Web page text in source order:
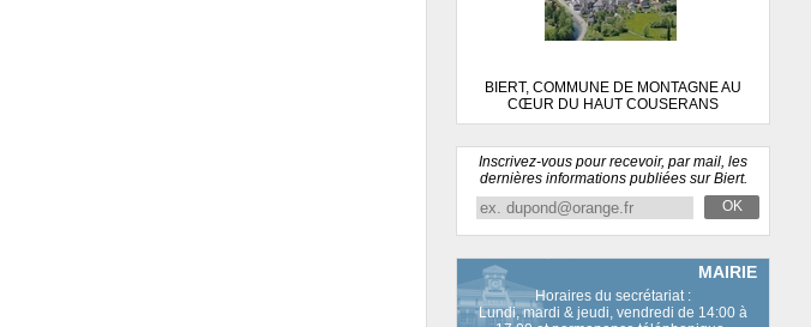
BIERT, COMMUNE DE MONTAGNE AU
CŒUR DU HAUT COUSERANS
Inscrivez-vous pour recevoir, par mail, les
dernières informations publiées sur Biert.
OK
MAIRIE
Horaires du secrétariat :
Lundi, mardi & jeudi, vendredi de 14:00 à